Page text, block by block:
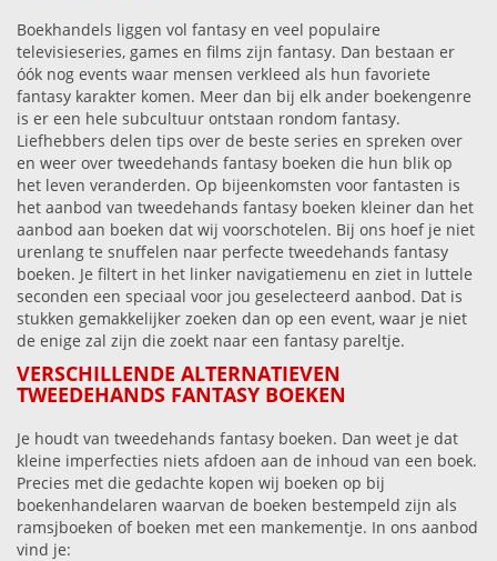
Boekhandels liggen vol fantasy en veel populaire
televisieseries, games en films zijn fantasy. Dan bestaan er
óók nog events waar mensen verkleed als hun favoriete
fantasy karakter komen. Meer dan bij elk ander boekengenre
is er een hele subcultuur ontstaan rondom fantasy.
Liefhebbers delen tips over de beste series en spreken over
en weer over tweedehands fantasy boeken die hun blik op
het leven veranderden. Op bijeenkomsten voor fantasten is
het aanbod van tweedehands fantasy boeken kleiner dan het
aanbod aan boeken dat wij voorschotelen. Bij ons hoef je niet
urenlang te snuffelen naar perfecte tweedehands fantasy
boeken. Je filtert in het linker navigatiemenu en ziet in luttele
seconden een speciaal voor jou geselecteerd aanbod. Dat is
stukken gemakkelijker zoeken dan op een event, waar je niet
de enige zal zijn die zoekt naar een fantasy pareltje.
VERSCHILLENDE ALTERNATIEVEN
TWEEDEHANDS FANTASY BOEKEN
Je houdt van tweedehands fantasy boeken. Dan weet je dat
kleine imperfecties niets afdoen aan de inhoud van een boek.
Precies met die gedachte kopen wij boeken op bij
boekenhandelaren waarvan de boeken bestempeld zijn als
ramsjboeken of boeken met een mankementje. In ons aanbod
vind je: